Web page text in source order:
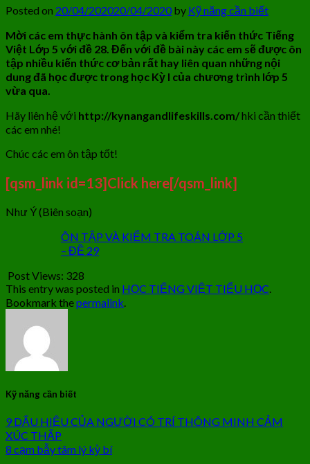
Posted on 20/04/202020/04/2020by Kỹ năng cần biết
Mời các em thực hành ôn tập và kiểm tra kiến thức Tiếng
Việt Lớp 5 với đề 28. Đến với đề bài này các em sẽ được ôn
tập nhiều kiến thức cơ bản rất hay liên quan những nội
dung đã học được trong học Kỳ I của chương trình lớp 5
vừa qua.
Hãy liên hệ với http://kynangandlifeskills.com/hki cần thiết
các em nhé!
Chúc các em ôn tập tốt!
[qsm_link id=13]Click here[/qsm_link]
Như Ý (Biên soạn)
ÔN TẬP VÀ KIỂM TRA TOÁN LỚP 5
– ĐỀ 29
Post Views: 328
This entry was posted in HỌC TIẾNG VIỆT TIỂU HỌC.
Bookmark thepermalink.
Kỹ năng cần biết
9 DẤU HIỆU CỦA NGƯỜI CÓ TRÍ THÔNG MINH CẢM
XÚC THẤP
8 cạm bẫy tâm lý kỳ bí